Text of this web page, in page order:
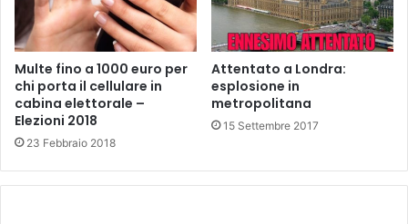
Multe fino a 1000 euro per
chi porta il cellulare in
cabina elettorale –
Elezioni 2018
23 Febbraio 2018
Attentato a Londra:
esplosione in
metropolitana
15 Settembre 2017